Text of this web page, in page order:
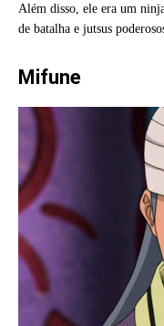
Além disso, ele era um
de batalha e jutsus
Mifune